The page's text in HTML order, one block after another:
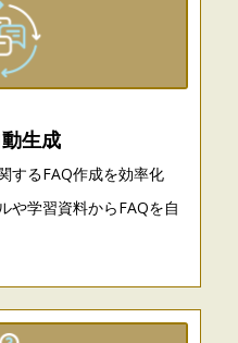
生成
するFAQ作成を効率化
や学習資料からFAQを自